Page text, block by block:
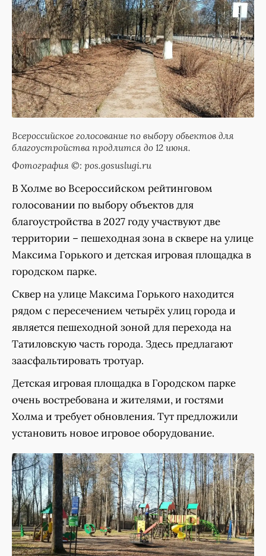
Всероссийское голосование по выбору объектов для
благоустройства продлится до 12 июня.
Фотография ©: pos.gosuslugi.ru
В Холме во Всероссийском рейтинговом
голосовании по выбору объектов для
благоустройства в 2027 году участвуют две
территории – пешеходная зона в сквере на улице
Максима Горького и детская игровая площадка в
городском парке.
Сквер на улице Максима Горького находится
рядом с пересечением четырёх улиц города и
является пешеходной зоной для перехода на
Татиловскую часть города. Здесь предлагают
заасфальтировать тротуар.
Детская игровая площадка в Городском парке
очень востребована и жителями, и гостями
Холма и требует обновления. Тут предложили
установить новое игровое оборудование.